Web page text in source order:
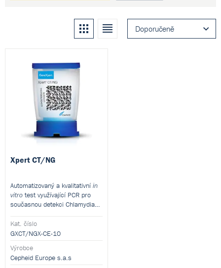
Doporučeně
Kachle Seznam
Xpert CT/NG
Automatizovaný a kvalitativníin
vitrotest využívající PCR pro
současnou detekci Chlamydia
gonorrhoeae (NG) z jednoho
vzorku.
Kat. číslo
GXCT/NGX-CE-10
Výrobce
Cepheid Europe s.a.s